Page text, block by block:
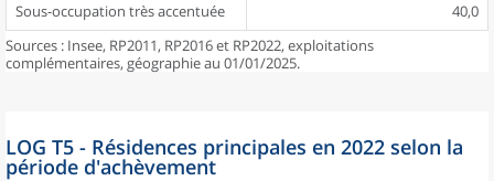
Sous-occupation très accentuée
40,0
Sources : Insee, RP2011, RP2016 et RP2022, exploitations
complémentaires, géographie au 01/01/2025.
LOG T5 - Résidences principales en 2022 selon la
période d'achèvement